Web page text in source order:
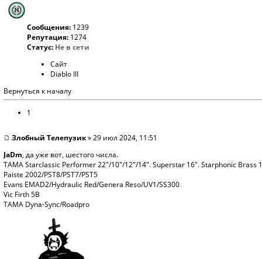
Сообщения: 1239
Репутация: 1274
Статус: Не в сети
Сайт
Diablo III
Вернуться к началу
1
Злобный Телепузик» 29 июл 2024, 11:51
JaDm, да уже вот, шестого числа.
TAMA Starclassic Performer 22"/10"/12"/14". Superstar 16". Starphonic Brass
Paiste 2002/PST8/PST7/PST5
Evans EMAD2/Hydraulic Red/Genera Reso/UV1/SS300
Vic Firth 5B
TAMA Dyna-Sync/Roadpro